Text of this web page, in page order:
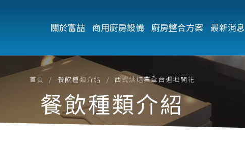
關於富喆 商用廚房設備 廚房整合方案 最新消息
首頁 餐飲種類介紹 西式烘焙業全台遍地開花
餐飲種類介紹